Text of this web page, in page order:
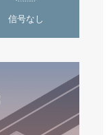
信号なし